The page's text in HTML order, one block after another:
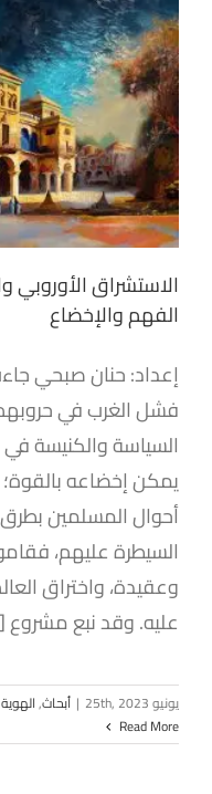
الاستشراق الأوروبي
الفهم والإخضاع
إعداد: حنان صبحي
فشل الغرب في حروبهم
السياسة والكنيسة في
يمكن إخضاعه
أحوال المسلمين
السيطرة عليهم،
وعقيدة، واختراق
عليه. وقد نبع مشروع
يونيو 25th, 2023 | أبحاث,
Read More